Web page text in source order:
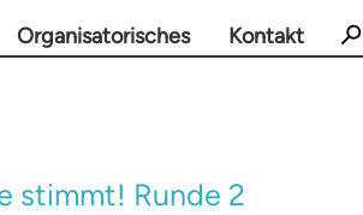
Organisatorisches Kontakt
stimmt! Runde 2